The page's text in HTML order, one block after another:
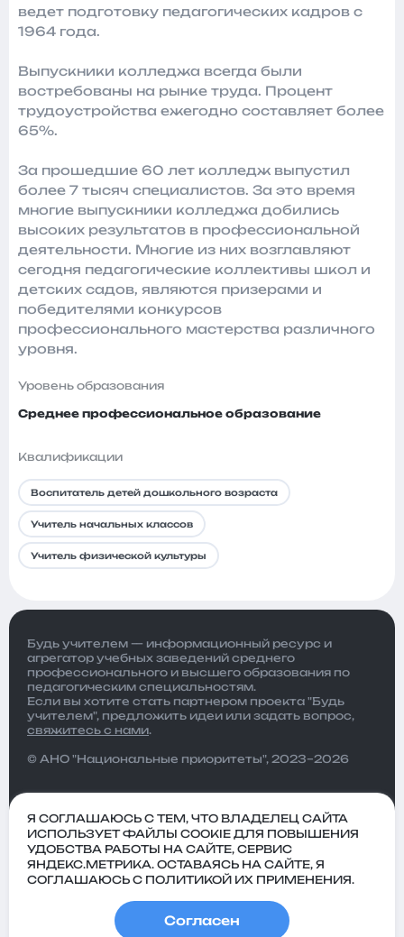
ведет подготовку педагогических кадров с
1964 года.
Выпускники колледжа всегда были
востребованы на рынке труда. Процент
трудоустройства ежегодно составляет более
65%.
За прошедшие 60 лет колледж выпустил
более 7 тысяч специалистов. За это время
многие выпускники колледжа добились
высоких результатов в профессиональной
деятельности. Многие из них возглавляют
сегодня педагогические коллективы школ и
детских садов, являются призерами и
победителями конкурсов
профессионального мастерства различного
уровня.
Уровень образования
Среднее профессиональное образование
Квалификации
Воспитатель детей дошкольного возраста
Учитель начальных классов
Учитель физической культуры
Будь учителем — информационный ресурс и
агрегатор учебных заведений среднего
профессионального и высшего образования по
педагогическим специальностям.
Если вы хотите стать партнером проекта "Будь
учителем", предложить идеи или задать вопрос,
свяжитесь с нами.
© АНО "Национальные приоритеты", 2023–2026
Пользовательское
Я СОГЛАШАЮСЬ С ТЕМ, ЧТО ВЛАДЕЛЕЦ САЙТА
ИСПОЛЬЗУЕТ ФАЙЛЫ COOKIE ДЛЯ ПОВЫШЕНИЯ
УДОБСТВА РАБОТЫ НА САЙТЕ, СЕРВИС
ЯНДЕКС.МЕТРИКА. ОСТАВАЯСЬ НА САЙТЕ, Я
СОГЛАШАЮСЬ С ПОЛИТИКОЙ ИХ ПРИМЕНЕНИЯ.
Согласен